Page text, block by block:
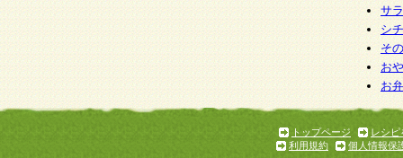
ぱくすく食堂個人情報お客様相談窓口 paku-
m
個人情報を与えることは任意ですが、個人情報
意をいただけない場合には、当社のサービスの
お問い合わせ・ご相談への対応ができない場合
サ
シ
そ
お
お
トップページ
レシピ
利用規約
個人情報保